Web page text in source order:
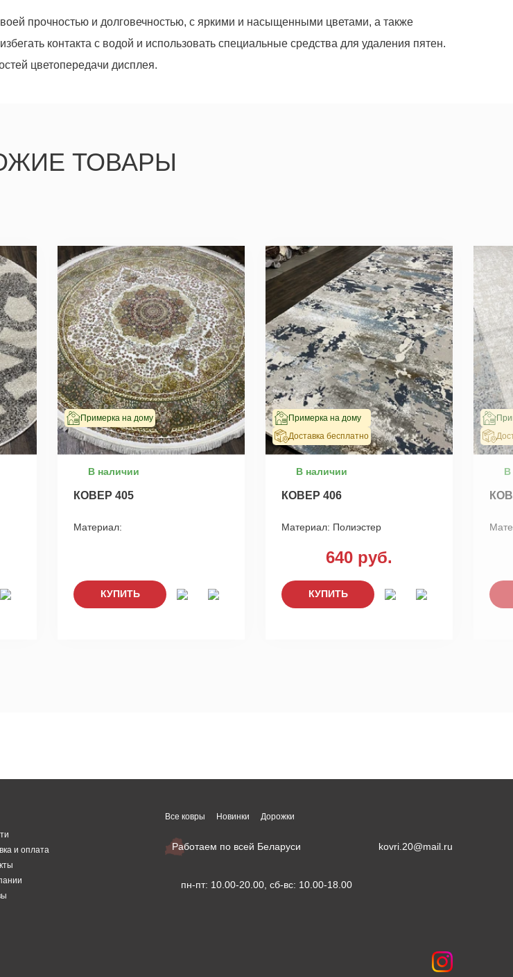
прочностью и долговечностью, с яркими и насыщенными цветами, а также
контакта с водой и использовать специальные средства для удаления пятен.
цветопередачи дисплея.
ТОВАРЫ
Примерка на дому
В наличии
КОВЕР 405
Материал:
КУПИТЬ
Примерка на дому
Доставка бесплатно
В наличии
КОВЕР 406
Материал: Полиэстер
640 руб.
КУПИТЬ
В
и оплата
Все ковры Новинки Дорожки
Работаем по всей Беларуси kovri.20@mail.ru
пн-пт: 10.00-20.00, сб-вс: 10.00-18.00
Отправить
позвоним и подробно проконсультируем по всем вопросам, которые
для Вас важны.